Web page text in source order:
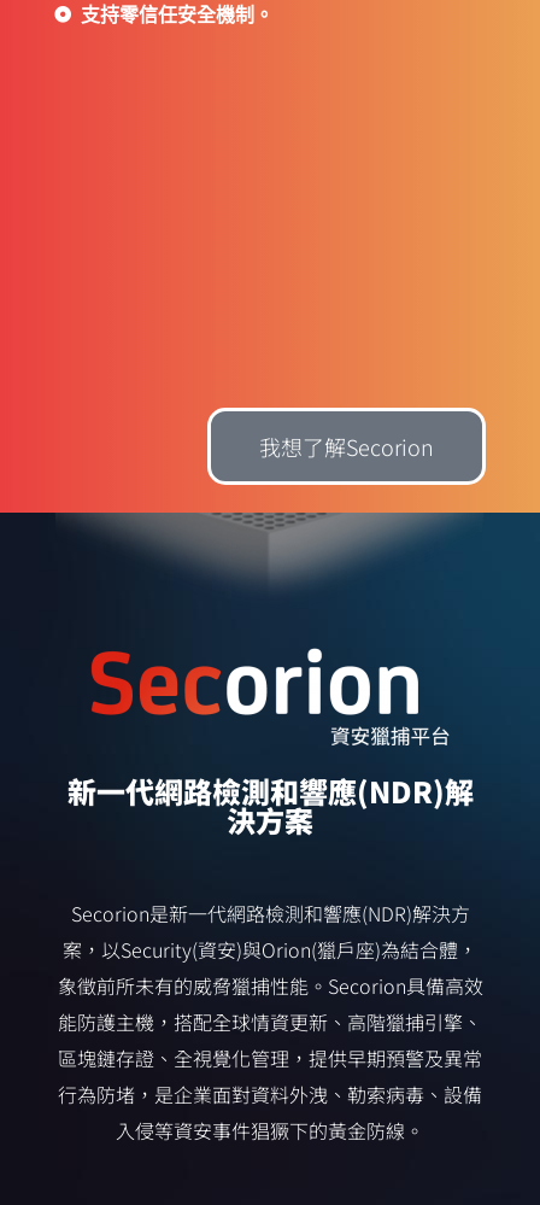
支持零信任安全機制。
我想了解Secorion
新一代網路檢測和響應(NDR)解
決方案
Secorion是新一代網路檢測和響應(NDR)解決方
案，以Security(資安)與Orion(獵戶座)為結合體，
象徵前所未有的威脅獵捕性能。Secorion具備高效
能防護主機，搭配全球情資更新、高階獵捕引擎、
區塊鏈存證、全視覺化管理，提供早期預警及異常
行為防堵，是企業面對資料外洩、勒索病毒、設備
入侵等資安事件猖獗下的黃金防線。